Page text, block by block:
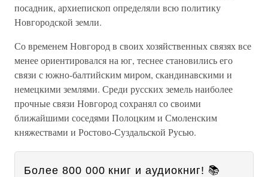
посадник, архиепископ определяли всю политику
Новгородской земли.
Со временем Новгород в своих хозяйственных связях все
менее ориентировался на юг, теснее становились его
связи с южно-балтийским миром, скандинавскими и
немецкими землями. Среди русских земель наиболее
прочные связи Новгород сохранял со своими
ближайшими соседями Полоцким и Смоленским
княжествами и Ростово-Суздальской Русью.
Более 800 000 книг и аудиокниг! 📚